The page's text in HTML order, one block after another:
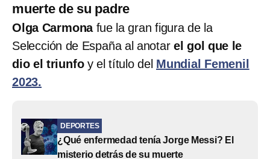
muerte de su padre
Olga Carmonafue la gran figura de la
Selección de España al anotarel gol que le
dio el triunfo y el título del Mundial Femenil
2023.
DEPORTES
¿Qué enfermedad tenía Jorge Messi? El
misterio detrás de su muerte